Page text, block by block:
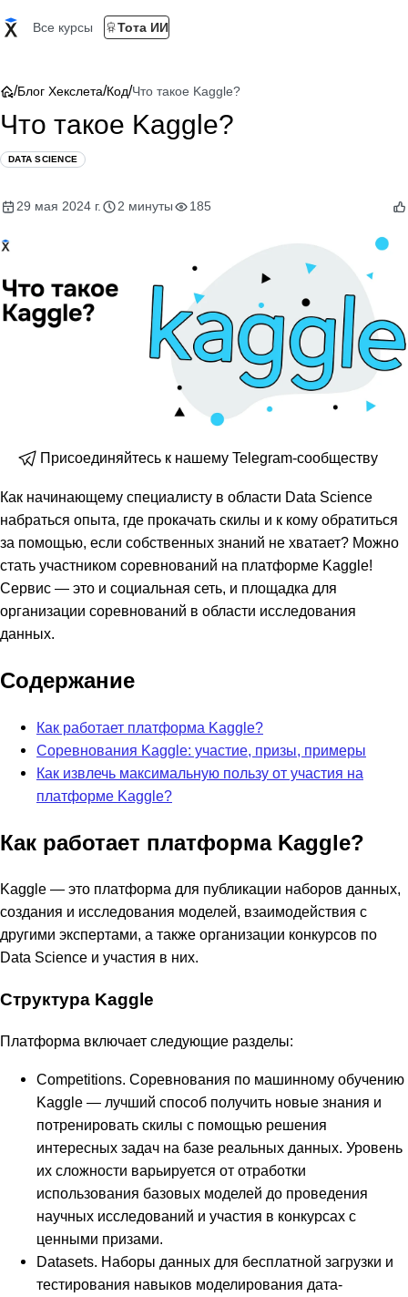
Все курсы Тота ИИ
/Блог Хекслета/Код/Что такое Kaggle?
Что такое Kaggle?
DATA SCIENCE
29 мая 2024 г. 2 минуты 185
Присоединяйтесь к нашему Telegram-сообществу
Как начинающему специалисту в области Data Science
набраться опыта, где прокачать скилы и к кому обратиться
за помощью, если собственных знаний не хватает? Можно
стать участником соревнований на платформе Kaggle!
Сервис — это и социальная сеть, и площадка для
организации соревнований в области исследования
данных.
Содержание
Как работает платформа Kaggle?
Соревнования Kaggle: участие, призы, примеры
Как извлечь максимальную пользу от участия на
платформе Kaggle?
Как работает платформа Kaggle?
Kaggle — это платформа для публикации наборов данных,
создания и исследования моделей, взаимодействия с
другими экспертами, а также организации конкурсов по
Data Science и участия в них.
Структура Kaggle
Платформа включает следующие разделы:
Competitions. Соревнования по машинному обучению
Kaggle — лучший способ получить новые знания и
потренировать скилы с помощью решения
интересных задач на базе реальных данных. Уровень
их сложности варьируется от отработки
использования базовых моделей до проведения
научных исследований и участия в конкурсах с
ценными призами.
Datasets. Наборы данных для бесплатной загрузки и
тестирования навыков моделирования дата-